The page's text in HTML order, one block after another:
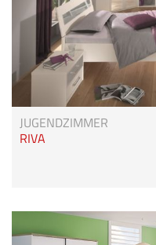
JUGENDZIMMER
RIVA